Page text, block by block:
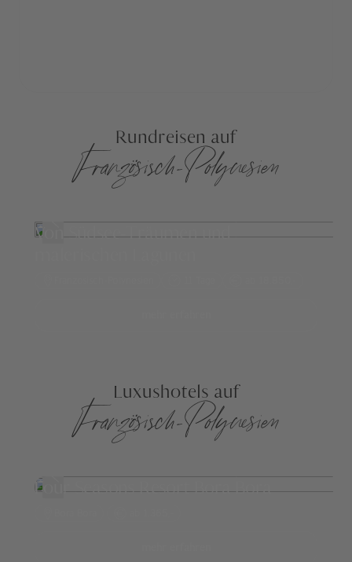
Rundreisen auf
Französisch-Polynesien
Von Südsee-Träumen und
Luxushotels auf
Französisch-Polynesien
Four Seasons Resort Bora Bora